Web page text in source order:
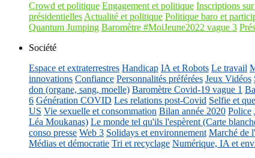
Crowd et politique Engagement et politique Inscriptions
présidentielles Actualité et politique Politique baro et
Quantum Jumping Baromètre #MoiJeune2022 vague 3
Société
Espace et extraterrestres Handicap IA et Robots Le travail
innovations Confiance Personnalités préférées Jeux Vidéos
don (organe, sang, moelle) Baromètre Covid-19 vague 1
6 Génération COVID Les relations post-Covid Selfie et
US Vie sexuelle et consommation Bilan année 2020 Police
Léa Moukanas) Le monde tel qu'ils l'espèrent (Carte
conso presse Web 3 Solidays et environnement Marché de
Médias et démocratie Tri et recyclage Numérique, IA et